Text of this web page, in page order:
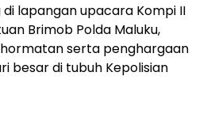
lapangan upacara Kompi II
Brimob Polda Maluku,
serta penghargaan
besar di tubuh Kepolisian